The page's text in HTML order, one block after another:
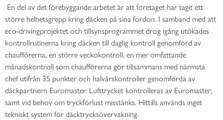
En del av det förebyggande arbetet är att företaget har tagit ett
större helhetsgrepp kring däcken på sina fordon. I samband med att
eco-drivingprojektet och tillsynsprogrammet drog igång utökades
kontrollrutinerna kring däcken till daglig kontroll genomförd av
chaufförerna, en större veckokontroll, en mer omfattande
månadskontroll som chaufförerna gör tillsammans med närmsta
chef utifrån 35 punkter och halvårskontroller genomförda av
däckpartnern Euromaster. Lufttrycket kontrolleras av Euromaster,
samt vid behov om tryckförlust misstänks. Hittills används inget
tekniskt system för däcktrycksövervakning.